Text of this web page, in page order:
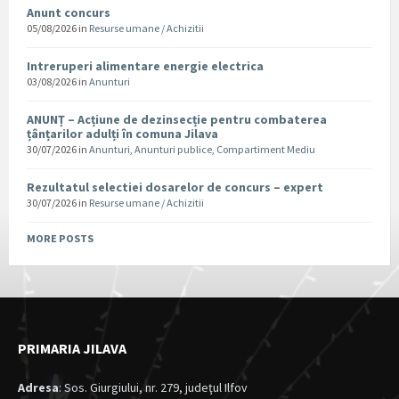
Anunt concurs
05/08/2026 in Resurse umane / Achizitii
Intreruperi alimentare energie electrica
03/08/2026 in Anunturi
ANUNȚ – Acțiune de dezinsecție pentru combaterea
țânțarilor adulți în comuna Jilava
30/07/2026 in Anunturi, Anunturi publice, Compartiment Mediu
Rezultatul selectiei dosarelor de concurs – expert
30/07/2026 in Resurse umane / Achizitii
MORE POSTS
PRIMARIA JILAVA
Adresa: Sos. Giurgiului, nr. 279, judeţul Ilfov